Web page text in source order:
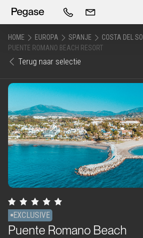
HOME EUROPA SPANJE COSTA DEL SOL
PUENTE ROMANO BEACH RESORT
Terug naar selectie
EXCLUSIVE
Puente Romano Beach